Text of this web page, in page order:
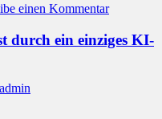
einen Kommentar
durch ein einziges KI-
admin